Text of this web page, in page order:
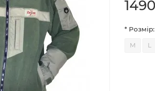
* Розмір:
M L